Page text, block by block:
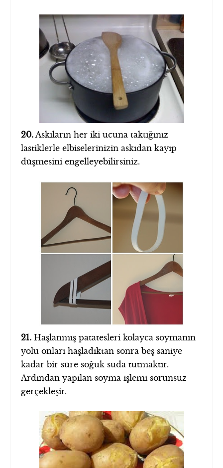
20. Askıların her iki ucuna taktığınız
lastiklerle elbiselerinizin askıdan kayıp
düşmesini engelleyebilirsiniz.
21. Haşlanmış patatesleri kolayca soymanın
yolu onları haşladıktan sonra beş saniye
kadar bir süre soğuk suda tutmaktır.
Ardından yapılan soyma işlemi sorunsuz
gerçekleşir.